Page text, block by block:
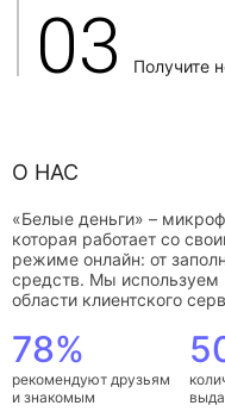
03 Получите
О НАС
«Белые деньги» –
которая работает со
режиме онлайн: от
средств. Мы
области клиентского
78%
рекомендуют друзьям
и знакомым